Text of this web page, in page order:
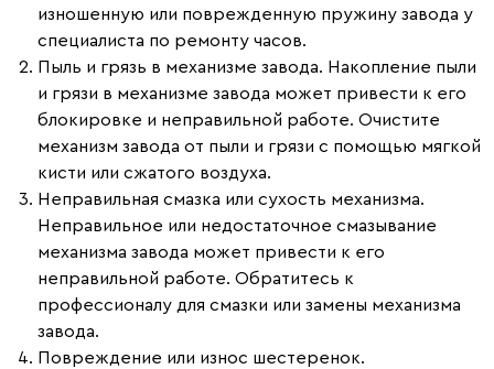
изношенную или поврежденную пружину завода у
специалиста по ремонту часов.
Пыль и грязь в механизме завода. Накопление пыли
и грязи в механизме завода может привести к его
блокировке и неправильной работе. Очистите
механизм завода от пыли и грязи с помощью мягкой
кисти или сжатого воздуха.
Неправильная смазка или сухость механизма.
Неправильное или недостаточное смазывание
механизма завода может привести к его
неправильной работе. Обратитесь к
профессионалу для смазки или замены механизма
завода.
Повреждение или износ шестеренок.